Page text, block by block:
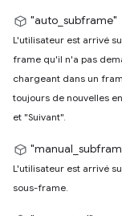
"auto_subframe"
L'utilisateur est arrivé
frame qu'il n'a pas
chargeant dans un
toujours de nouvelles
et "Suivant".
L'utilisateur est arrivé
sous-frame.